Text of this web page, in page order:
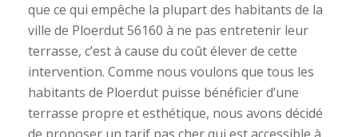
que ce qui empêche la plupart des habitants de la
ville de Ploerdut 56160 à ne pas entretenir leur
terrasse, c’est à cause du coût élever de cette
intervention. Comme nous voulons que tous les
habitants de Ploerdut puisse bénéficier d’une
terrasse propre et esthétique, nous avons décidé